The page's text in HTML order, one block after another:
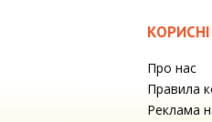
Про нас
Правила
Реклама